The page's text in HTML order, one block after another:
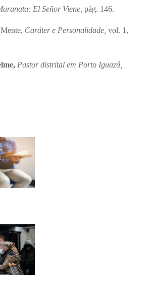
El Señor Viene, pág. 146.
Caráter e Personalidade, vol. 1,
Pastor distrital em Porto Iguazú,